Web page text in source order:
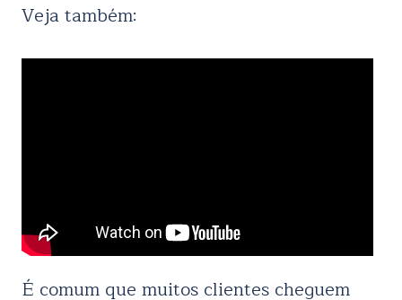
Veja também:
É comum que muitos clientes cheguem